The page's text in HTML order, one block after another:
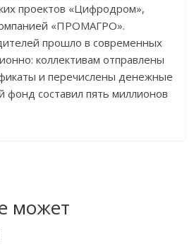
проектов «Цифродром»,
«ПРОМАГРО».
прошло в современных
коллективам отправлены
и перечислены денежные
фонд составил пять миллионов
может